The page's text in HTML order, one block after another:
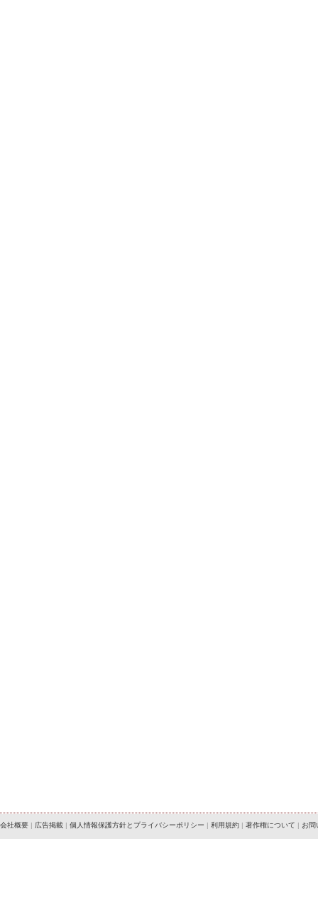
会社概要 | 広告掲載 | 個人情報保護方針とプライバシーポリシー | 利用規約 | 著作権について | お問